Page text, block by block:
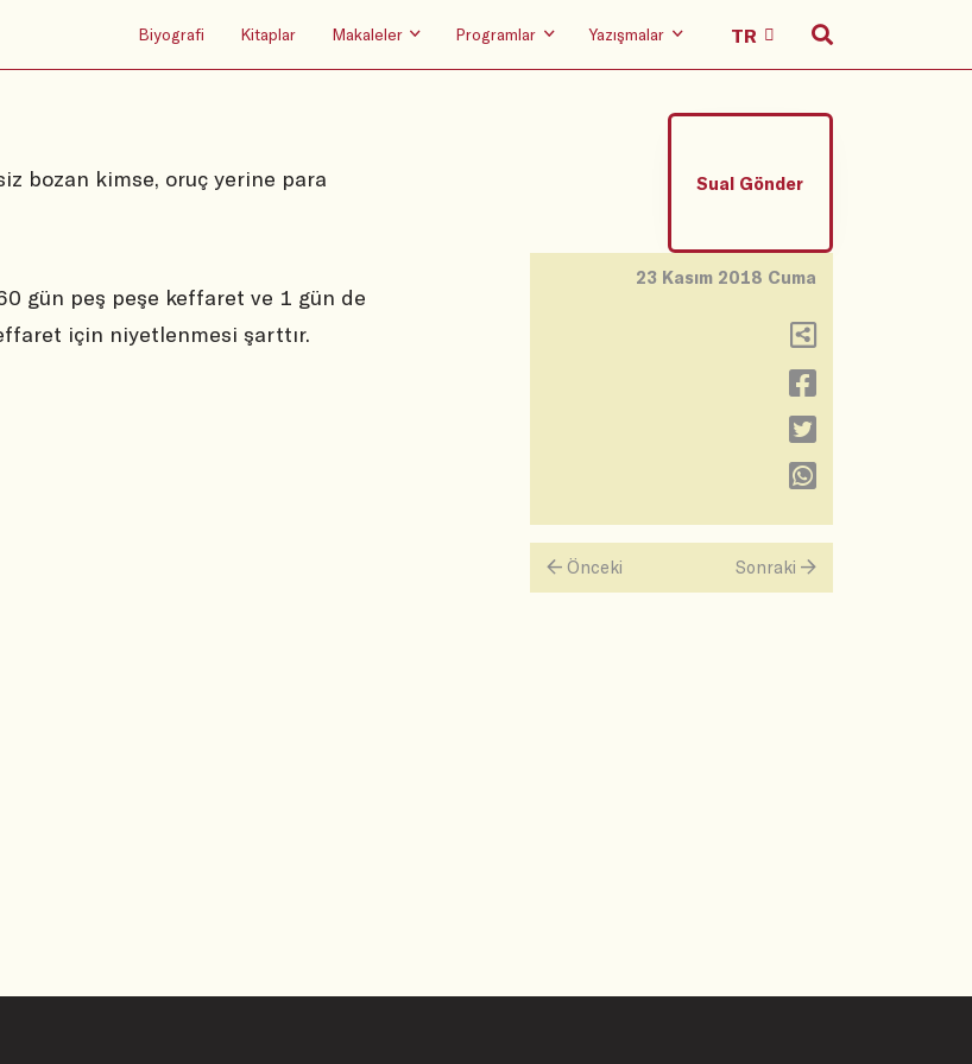
Biyografi Kitaplar Makaleler Programlar Yazışmalar
bozan kimse, oruç yerine para
Sual Gönder
gün peş peşe keffaret ve 1 gün de
için niyetlenmesi şarttır.
23 Kasım 2018 Cuma
Önceki Sonraki